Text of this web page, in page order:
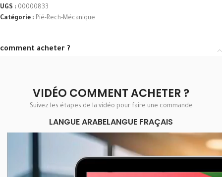
UGS : 00000833
Catégorie : Pié-Rech-Mécanique
comment acheter ?
VIDÉO COMMENT ACHETER ?
Suivez les étapes de la vidéo pour faire une commande
LANGUE ARABELANGUE FRAÇAIS